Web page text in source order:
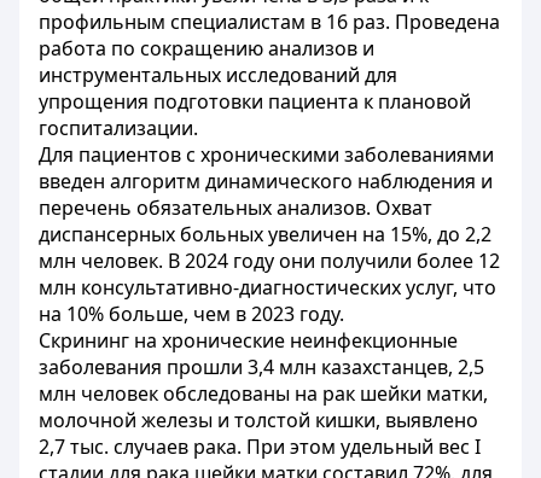
профильным специалистам в 16 раз. Проведена
работа по сокращению анализов и
инструментальных исследований для
упрощения подготовки пациента к плановой
госпитализации.
Для пациентов с хроническими заболеваниями
введен алгоритм динамического наблюдения и
перечень обязательных анализов. Охват
диспансерных больных увеличен на 15%, до 2,2
млн человек. В 2024 году они получили более 12
млн консультативно-диагностических услуг, что
на 10% больше, чем в 2023 году.
Скрининг на хронические неинфекционные
заболевания прошли 3,4 млн казахстанцев, 2,5
млн человек обследованы на рак шейки матки,
молочной железы и толстой кишки, выявлено
2,7 тыс. случаев рака. При этом удельный вес I